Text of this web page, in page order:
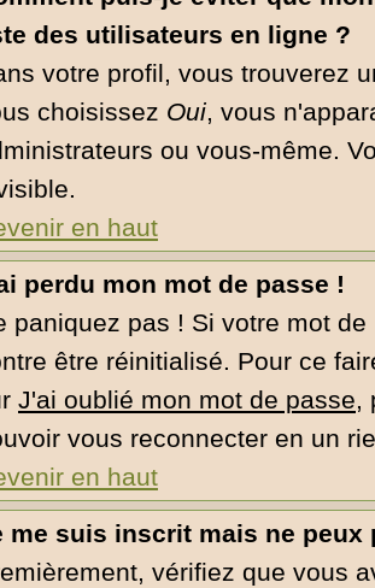
des utilisateurs en ligne ?
votre profil, vous trouverez
choisissez Oui, vous
ou vous-même.
en haut
perdu mon mot de passe !
paniquez pas ! Si votre mot
être réinitialisé. Pour ce
J'ai oublié mon mot de passe,
vous reconnecter en un
en haut
me suis inscrit mais ne peux
vérifiez que vous